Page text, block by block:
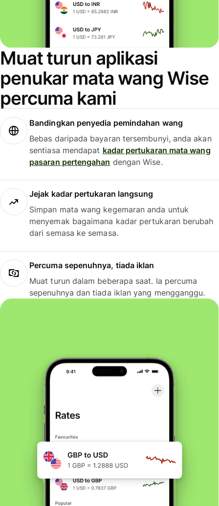
Muat turun aplikasi
penukar mata wang Wise
percuma kami
Bandingkan penyedia pemindahan wang
Bebas daripada bayaran tersembunyi, anda akan
sentiasa mendapat kadar pertukaran mata wang
pasaran pertengahan dengan Wise.
Jejak kadar pertukaran langsung
Simpan mata wang kegemaran anda untuk
menyemak bagaimana kadar pertukaran berubah
dari semasa ke semasa.
Percuma sepenuhnya, tiada iklan
Muat turun dalam beberapa saat. Ia percuma
sepenuhnya dan tiada iklan yang mengganggu.